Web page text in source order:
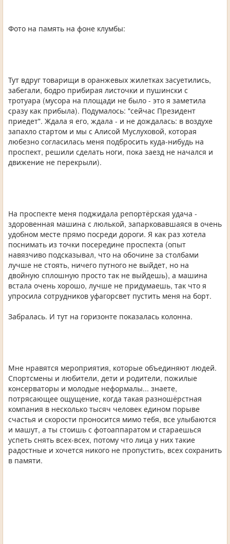
Фото на память на фоне клумбы:
Тут вдруг товарищи в оранжевых жилетках засуетились,
забегали, бодро прибирая листочки и пушински с
тротуара (мусора на площади не было - это я заметила
сразу как прибыла). Подумалось: "сейчас Президент
приедет". Ждала я его, ждала - и не дождалась: в воздухе
запахло стартом и мы с Алисой Муслуховой, которая
любезно согласилась меня подбросить куда-нибудь на
проспект, решили сделать ноги, пока заезд не начался и
движение не перекрыли).
На проспекте меня поджидала репортёрская удача -
здоровенная машина с люлькой, запарковавшаяся в очень
удобном месте прямо посреди дороги. Я как раз хотела
поснимать из точки посередине проспекта (опыт
навязчиво подсказывал, что на обочине за столбами
лучше не стоять, ничего путного не выйдет, но на
двойную сплошную просто так не выйдешь), а машина
встала очень хорошо, лучше не придумаешь, так что я
упросила сотрудников уфагорсвет пустить меня на борт.
Забралась. И тут на горизонте показалась колонна.
Мне нравятся мероприятия, которые объединяют людей.
Спортсмены и любители, дети и родители, пожилые
консерваторы и молодые неформалы... знаете,
потрясающее ощущение, когда такая разношёрстная
компания в несколько тысяч человек едином порыве
счастья и скорости проносится мимо тебя, все улыбаются
и машут, а ты стоишь с фотоаппаратом и стараешься
успеть снять всех-всех, потому что лица у них такие
радостные и хочется никого не пропустить, всех сохранить
в памяти.